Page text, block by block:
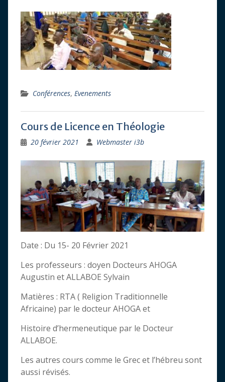
Conférences, Evenements
Cours de Licence en Théologie
20 février 2021 Webmaster i3b
Date : Du 15- 20 Février 2021
Les professeurs : doyen Docteurs AHOGA
Augustin et ALLABOE Sylvain
Matières : RTA ( Religion Traditionnelle
Africaine) par le docteur AHOGA et
Histoire d’hermeneutique par le Docteur
ALLABOE.
Les autres cours comme le Grec et l’hébreu sont
aussi révisés.